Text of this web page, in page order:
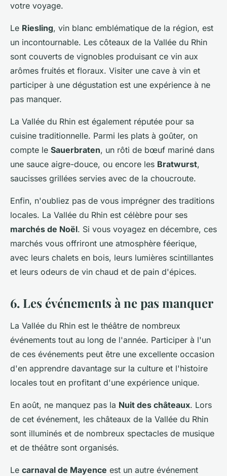
votre voyage.
Le Riesling, vin blanc emblématique de la région, est
un incontournable. Les côteaux de la Vallée du Rhin
sont couverts de vignobles produisant ce vin aux
arômes fruités et floraux. Visiter une cave à vin et
participer à une dégustation est une expérience à ne
pas manquer.
La Vallée du Rhin est également réputée pour sa
cuisine traditionnelle. Parmi les plats à goûter, on
compte le Sauerbraten, un rôti de bœuf mariné dans
une sauce aigre-douce, ou encore les Bratwurst,
saucisses grillées servies avec de la choucroute.
Enfin, n'oubliez pas de vous imprégner des traditions
locales. La Vallée du Rhin est célèbre pour ses
marchés de Noël. Si vous voyagez en décembre, ces
marchés vous offriront une atmosphère féerique,
avec leurs chalets en bois, leurs lumières scintillantes
et leurs odeurs de vin chaud et de pain d'épices.
6. Les événements à ne pas manquer
La Vallée du Rhin est le théâtre de nombreux
événements tout au long de l'année. Participer à l'un
de ces événements peut être une excellente occasion
d'en apprendre davantage sur la culture et l'histoire
locales tout en profitant d'une expérience unique.
En août, ne manquez pas la Nuit des châteaux. Lors
de cet événement, les châteaux de la Vallée du Rhin
sont illuminés et de nombreux spectacles de musique
et de théâtre sont organisés.
Le carnaval de Mayence est un autre événement